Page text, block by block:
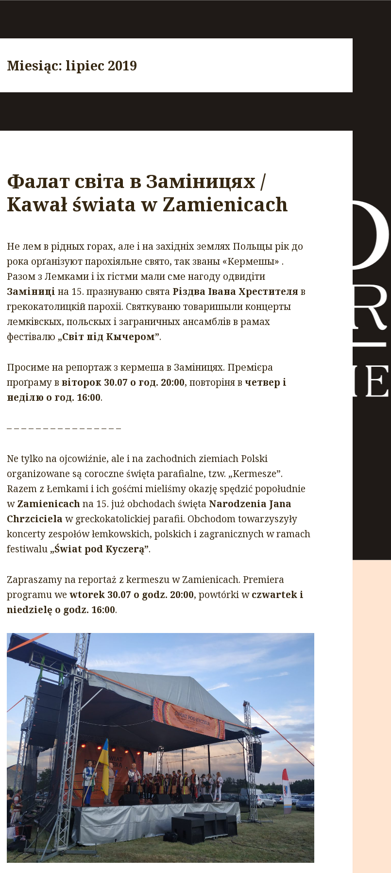
Miesiąc: lipiec 2019
Фалат світа в Заміницях /
Kawał świata w Zamienicach
Не лем в рідных горах, але і на західніх землях Польщы рік до
рока орґанізуют парохіяльне свято, так званы «Кермешы» .
Разом з Лемками і іх гістми мали сме нагоду одвидіти
Заміниці на 15. празнуваню свята Різдва Івана Хрестителя в
грекокатолицкій парохіі. Святкуваню товаришыли концерты
лемківскых, польскых і заграничных ансамблів в рамах
фестівалю „Світ під Кычером”.
Просиме на репортаж з кермеша в Заміницях. Премієра
проґраму ввіторок 30.07 о год. 20:00, повторіня в четвер і
неділю о год. 16:00.
– – – – – – – – – – – – – – – –
Ne tylko na ojcowiźnie, ale i na zachodnich ziemiach Polski
organizowane są coroczne święta parafialne, tzw. „Kermesze”.
Razem z Łemkami i ich gośćmi mieliśmy okazję spędzić popołudnie
wZamienicachna 15. już obchodach święta Narodzenia Jana
Chrzciciela w greckokatolickiej parafii. Obchodom towarzyszyły
koncerty zespołów łemkowskich, polskich i zagranicznych w ramach
festiwalu „Świat pod Kyczerą”.
Zapraszamy na reportaż z kermeszu w Zamienicach. Premiera
programu wewtorek 30.07 o godz. 20:00, powtórki wczwartek i
niedzielę o godz. 16:00.